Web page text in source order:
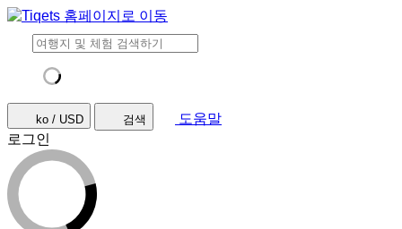
ko / USD 검색
도움말
로그인